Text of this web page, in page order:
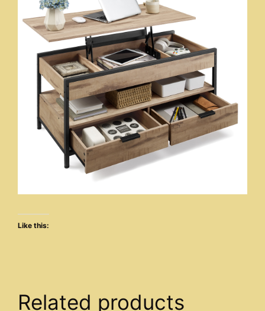
Like this:
Related products